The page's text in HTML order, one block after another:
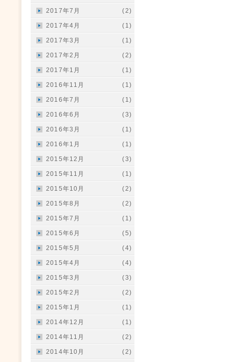
2017年7月 (2)
2017年4月 (1)
2017年3月 (1)
2017年2月 (2)
2017年1月 (1)
2016年11月 (1)
2016年7月 (1)
2016年6月 (3)
2016年3月 (1)
2016年1月 (1)
2015年12月 (3)
2015年11月 (1)
2015年10月 (2)
2015年8月 (2)
2015年7月 (1)
2015年6月 (5)
2015年5月 (4)
2015年4月 (4)
2015年3月 (3)
2015年2月 (2)
2015年1月 (1)
2014年12月 (1)
2014年11月 (2)
2014年10月 (2)